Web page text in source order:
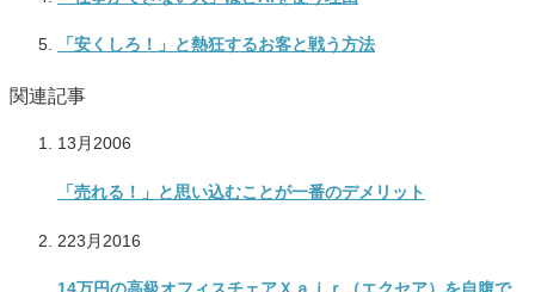
「安くしろ！」と熱狂するお客と戦う方法
関連記事
13月2006
「売れる！」と思い込むことが一番のデメリット
223月 2016